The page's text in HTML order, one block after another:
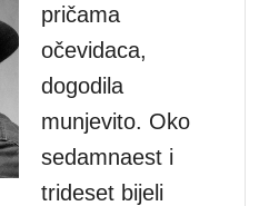
pričama
očevidaca,
dogodila
munjevito. Oko
sedamnaest i
trideset bijeli